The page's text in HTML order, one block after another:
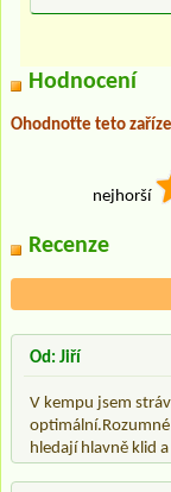
Hodnocení
Ohodnoťte teto
nejhorší
Recenze
Od: Jiří
V kempu jsem
hledají hlavně klid